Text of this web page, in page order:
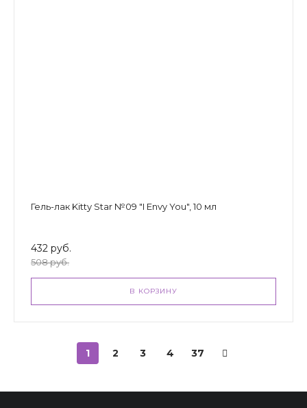
Гель-лак Kitty Star №09 "I Envy You", 10 мл
432 руб.
508 руб.
В КОРЗИНУ
1 2 3 4 37